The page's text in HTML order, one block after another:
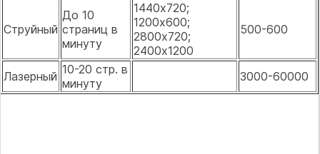
Струйный
До 10
страниц в
минуту
1440х720;
1200х600;
2800х720;
2400х1200
500-600
Лазерный 10-20 стр. в
минуту
3000-60000